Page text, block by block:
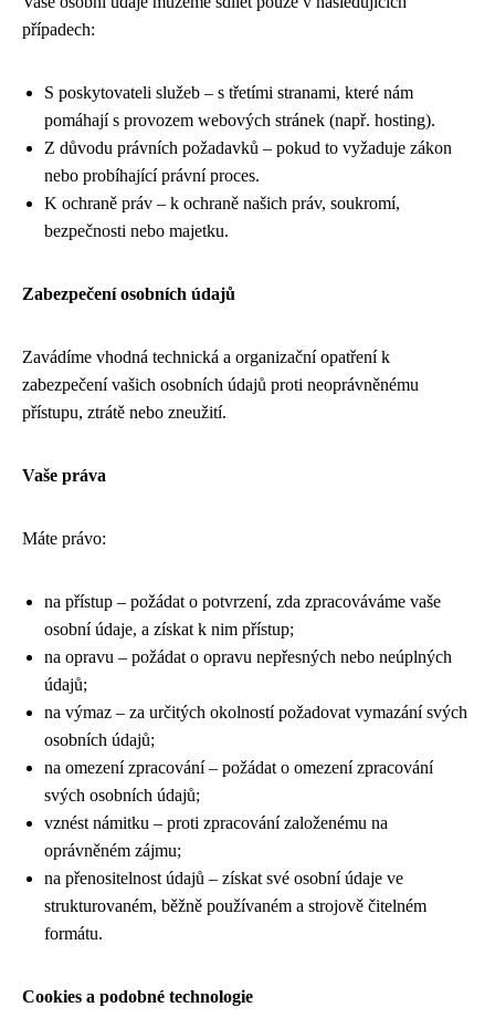
případech:
S poskytovateli služeb – s třetími stranami, které nám
pomáhají s provozem webových stránek (např. hosting).
Z důvodu právních požadavků – pokud to vyžaduje zákon
nebo probíhající právní proces.
K ochraně práv – k ochraně našich práv, soukromí,
bezpečnosti nebo majetku.
Zabezpečení osobních údajů
Zavádíme vhodná technická a organizační opatření k
zabezpečení vašich osobních údajů proti neoprávněnému
přístupu, ztrátě nebo zneužití.
Vaše práva
Máte právo:
na přístup – požádat o potvrzení, zda zpracováváme vaše
osobní údaje, a získat k nim přístup;
na opravu – požádat o opravu nepřesných nebo neúplných
údajů;
na výmaz – za určitých okolností požadovat vymazání svých
osobních údajů;
na omezení zpracování – požádat o omezení zpracování
svých osobních údajů;
vznést námitku – proti zpracování založenému na
oprávněném zájmu;
na přenositelnost údajů – získat své osobní údaje ve
strukturovaném, běžně používaném a strojově čitelném
formátu.
Cookies a podobné technologie